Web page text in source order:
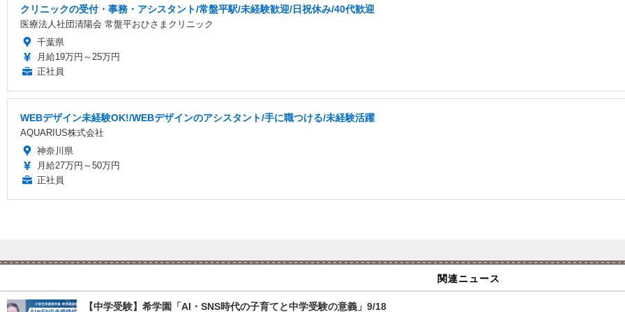
クリニックの受付・事務・アシスタント/常盤平駅/未経験歓迎/日祝休み/40代歓迎
医療法人社団清陽会 常盤平おひさまクリニック
千葉県
月給19万円～25万円
正社員
WEBデザイン未経験OK!/WEBデザインのアシスタント/手に職つける/未経験活躍
AQUARIUS株式会社
神奈川県
月給27万円～50万円
正社員
関連ニュース
【中学受験】希学園「AI・SNS時代の子育てと中学受験の意義」9/18